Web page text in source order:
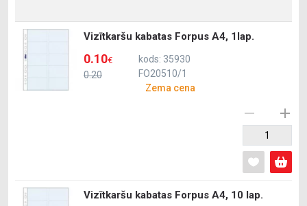
Vizītkaršu kabatas Forpus A4, 1lap.
0.20
0.10€
kods: 35930
FO20510/1
Zema cena
Vizītkaršu kabatas Forpus A4, 10 lap.